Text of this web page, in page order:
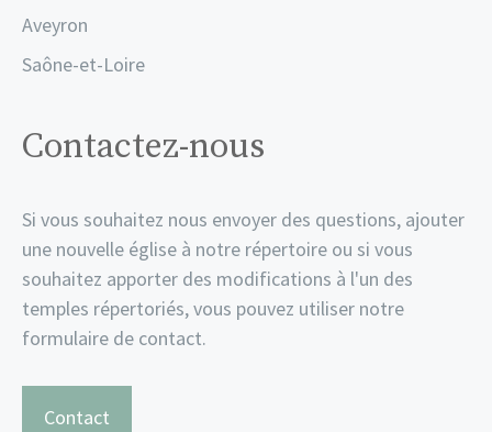
Aveyron
Saône-et-Loire
Contactez-nous
Si vous souhaitez nous envoyer des questions, ajouter
une nouvelle église à notre répertoire ou si vous
souhaitez apporter des modifications à l'un des
temples répertoriés, vous pouvez utiliser notre
formulaire de contact.
Contact